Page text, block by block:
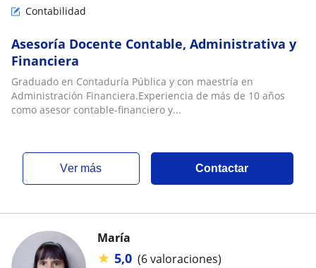
Contabilidad
Asesoría Docente Contable, Administrativa y
Financiera
Graduado en Contaduría Pública y con maestría en
Administración Financiera.Experiencia de más de 10 años
como asesor contable-financiero y...
ver más Contactar
María
★ 5,0 (6 valoraciones)